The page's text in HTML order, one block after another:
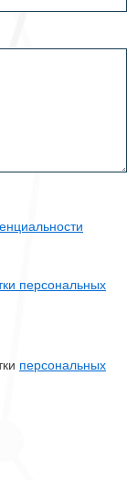
персональных
персональных